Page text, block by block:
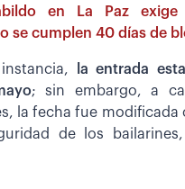
en La Paz exige
se cumplen 40 días de
la entrada
; sin embargo, a
la fecha fue modificada
de los